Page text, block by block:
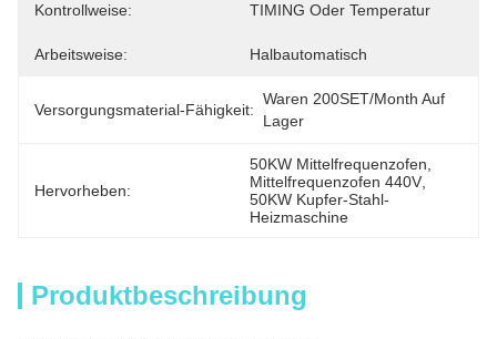
Kontrollweise: TIMING Oder Temperatur
Arbeitsweise: Halbautomatisch
Versorgungsmaterial-Fähigkeit:
Waren 200SET/Month Auf
Lager
Hervorheben:
50KW Mittelfrequenzofen
Mittelfrequenzofen 440V
50KW Kupfer-Stahl-
Heizmaschine
Produktbeschreibung